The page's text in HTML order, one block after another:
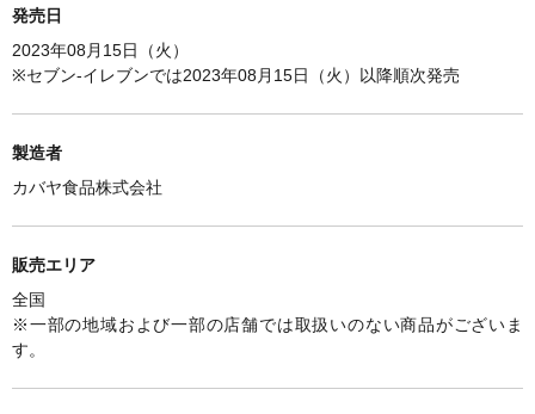
発売日
2023年08月15日（火）
※セブン-イレブンでは2023年08月15日（火）以降順次発売
製造者
カバヤ食品株式会社
販売エリア
全国
※一部の地域および一部の店舗では取扱いのない商品がございま
す。